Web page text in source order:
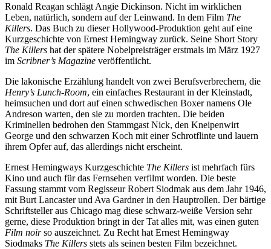
Ronald Reagan schlägt Angie Dickinson. Nicht im wirklichen
Leben, natürlich, sondern auf der Leinwand. In dem Film The
Killers. Das Buch zu dieser Hollywood-Produktion geht auf eine
Kurzgeschichte von Ernest Hemingway zurück. Seine Short Story
The Killers hat der spätere Nobelpreisträger erstmals im März 1927
im Scribner’s Magazine veröffentlicht.
Die lakonische Erzählung handelt von zwei Berufsverbrechern, die
Henry’s Lunch-Room, ein einfaches Restaurant in der Kleinstadt,
heimsuchen und dort auf einen schwedischen Boxer namens Ole
Andreson warten, den sie zu morden trachten. Die beiden
Kriminellen bedrohen den Stammgast Nick, den Kneipenwirt
George und den schwarzen Koch mit einer Schrotflinte und lauern
ihrem Opfer auf, das allerdings nicht erscheint.
Ernest Hemingways Kurzgeschichte The Killers ist mehrfach fürs
Kino und auch für das Fernsehen verfilmt worden. Die beste
Fassung stammt vom Regisseur Robert Siodmak aus dem Jahr 1946,
mit Burt Lancaster und Ava Gardner in den Hauptrollen. Der bärtige
Schriftsteller aus Chicago mag diese schwarz-weiße Version sehr
gerne, diese Produktion bringt in der Tat alles mit, was einen guten
Film noirso auszeichnet. Zu Recht hat Ernest Hemingway
Siodmaks The Killers stets als seinen besten Film bezeichnet.